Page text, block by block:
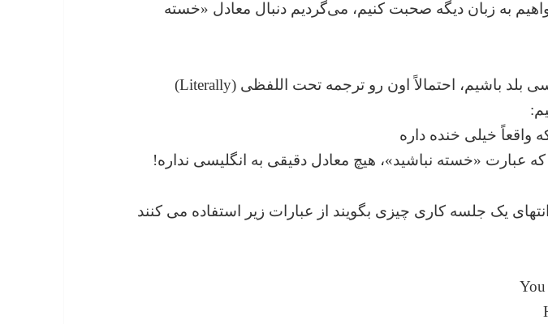
به زبان دیگه صحبت کنیم، می‌گردیم دنبال معادل «خسته
اگر یه کم انگلیسی بلد باشیم، احتمالاً اون رو ترجمه تحت اللفظی (Literally)
که عبارت «خسته نباشید»، هیچ معادل دقیقی به انگلیسی نداره!
انتهای یک جلسه کاری چیزی بگویند از عبارات زیر استفاده می کنند